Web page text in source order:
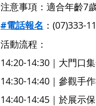
注意事項：適合年齡7
#電話報名 ：(07)333-
活動流程：
14:20-14:30｜大門口
14:30-14:40｜參觀手
14:40-14:45｜於展示